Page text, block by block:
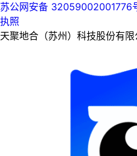
苏公网安备 32059002001776
执照
天聚地合（苏州）科技股份有